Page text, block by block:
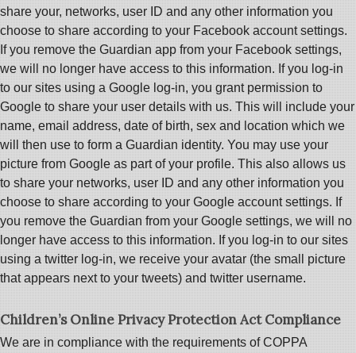
share your, networks, user ID and any other information you
choose to share according to your Facebook account settings.
If you remove the Guardian app from your Facebook settings,
we will no longer have access to this information. If you log-in
to our sites using a Google log-in, you grant permission to
Google to share your user details with us. This will include your
name, email address, date of birth, sex and location which we
will then use to form a Guardian identity. You may use your
picture from Google as part of your profile. This also allows us
to share your networks, user ID and any other information you
choose to share according to your Google account settings. If
you remove the Guardian from your Google settings, we will no
longer have access to this information. If you log-in to our sites
using a twitter log-in, we receive your avatar (the small picture
that appears next to your tweets) and twitter username.
Children’s Online Privacy Protection Act Compliance
We are in compliance with the requirements of COPPA